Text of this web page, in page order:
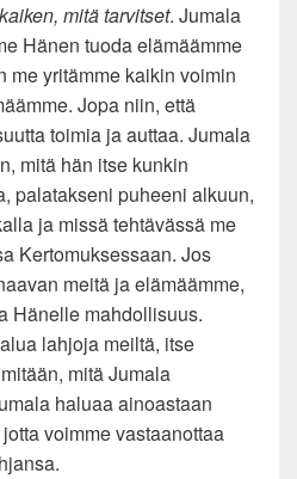
mitä tarvitset. Jumala
Hänen tuoda elämäämme
me yritämme kaikin voimin
Jopa niin, että
toimia ja auttaa. Jumala
mitä hän itse kunkin
palatakseni puheeni alkuun,
ja missä tehtävässä me
Kertomuksessaan. Jos
meitä ja elämäämme,
Hänelle mahdollisuus.
lahjoja meiltä, itse
mitä Jumala
haluaa ainoastaan
voimme vastaanottaa